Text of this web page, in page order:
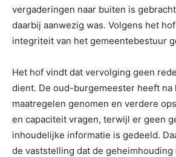
vergaderingen naar buiten is
daarbij aanwezig was. Volgens het
integriteit van het gemeentebestuur
Het hof vindt dat vervolging geen
dient. De oud-burgemeester heeft na
maatregelen genomen en verdere
en capaciteit vragen, terwijl er geen
inhoudelijke informatie is gedeeld.
de vaststelling dat de